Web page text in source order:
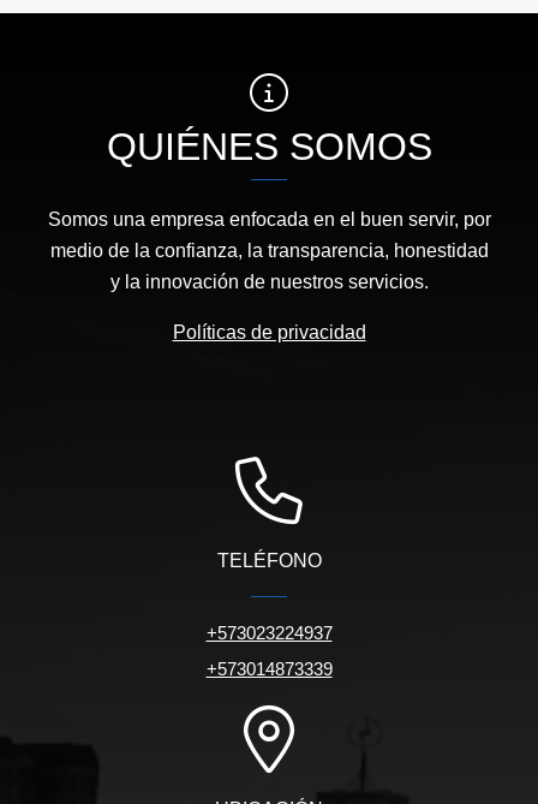
QUIÉNES SOMOS
Somos una empresa enfocada en el buen servir, por
medio de la confianza, la transparencia, honestidad
y la innovación de nuestros servicios.
Políticas de privacidad
TELÉFONO
+573023224937
+573014873339